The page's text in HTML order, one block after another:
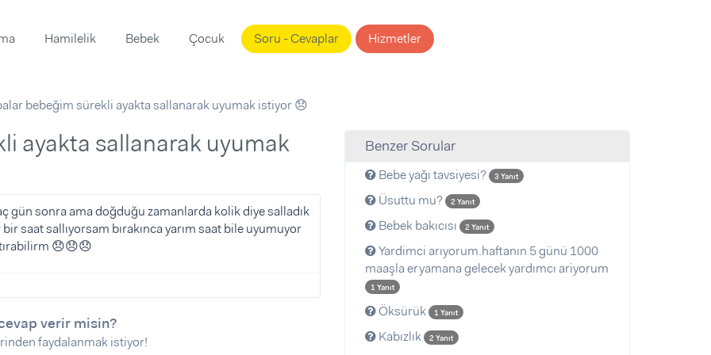
Hamilelik Bebek Çocuk Soru - Cevaplar Hizmetler
bebeğim sürekli ayakta sallanarak uyumak istiyor 😞
gün sonra ama doğduğu zamanlarda kolik diye salladık
saat sallıyorsam bırakınca yarım saat bile uyumuyor
😞😞😞
verir misin?
faydalanmak istiyor!
Benzer Sorular
Bebe yağı tavsiyesi? 3 Yanıt
Üsuttu mu? 2 Yanıt
Bebek bakıcısı 2 Yanıt
Yardimci arıyorum.haftanın 5 günü 1000
maaşla eryamana gelecek yardımcı ariyorum
1 Yanıt
Öksürük 1 Yanıt
Kabızlık 2 Yanıt